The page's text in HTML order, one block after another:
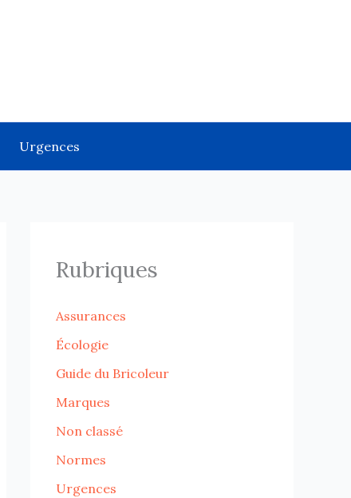
Urgences
Rubriques
Assurances
Écologie
Guide du Bricoleur
Marques
Non classé
Normes
Urgences